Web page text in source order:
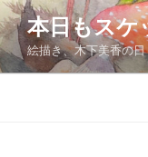
コ
ン
テ
ン
本日もスケ
絵描き、木下美香の